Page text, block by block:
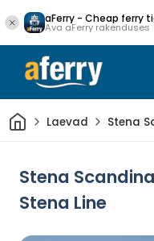
aFerry - Cheap ferry
Ava aFerry rakenduses
Avaleht
Laevad Stena
Stena
Stena Line